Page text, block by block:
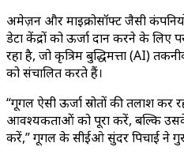
अमेज़न और माइक्रोसॉफ्ट जैसी
डेटा केंद्रों को ऊर्जा प्रदान करने के लिए
रहा है, जो कृत्रिम बुद्धिमत्ता (AI)
को संचालित करते हैं।
“गूगल ऐसी ऊर्जा स्रोतों की तलाश
आवश्यकताओं को पूरा करें, बल्कि उसके
करें,” गूगल के सीईओ सुंदर पिचाई ने